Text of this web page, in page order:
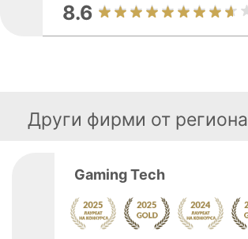
8.6
Други фирми от региона
Gaming Tech